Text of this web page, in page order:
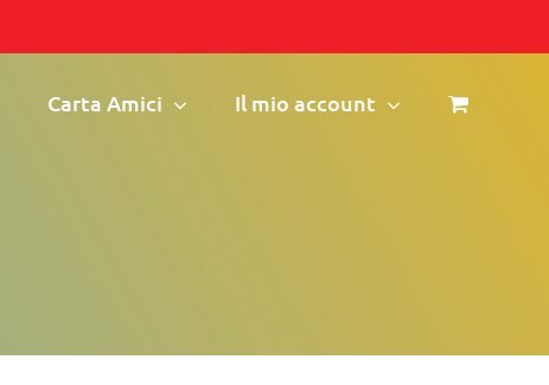
Carta Amici Il mio account